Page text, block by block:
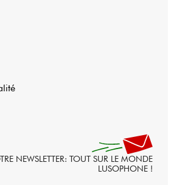
NEWSLETTER: TOUT SUR LE MONDE
LUSOPHONE !